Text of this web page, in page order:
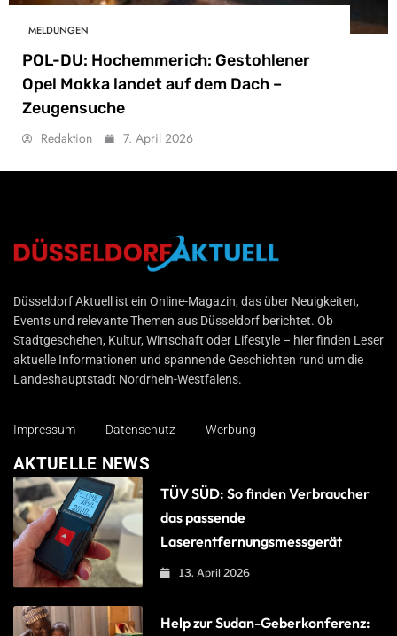
MELDUNGEN
POL-DU: Hochemmerich: Gestohlener
Opel Mokka landet auf dem Dach –
Zeugensuche
Redaktion 7. April 2026
Düsseldorf Aktuell
Düsseldorf Aktuell ist ein Online-Magazin, das über Neuigkeiten,
Events und relevante Themen aus Düsseldorf berichtet. Ob
Stadtgeschehen, Kultur, Wirtschaft oder Lifestyle – hier finden Leser
aktuelle Informationen und spannende Geschichten rund um die
Landeshauptstadt Nordrhein-Westfalens.
Impressum Datenschutz Werbung
AKTUELLE NEWS
TÜV SÜD: So finden Verbraucher
das passende
Laserentfernungsmessgerät
13. April 2026
Help zur Sudan-Geberkonferenz: